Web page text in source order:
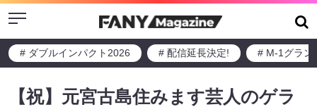
Menu
# ダブルインパクト2026 # 配信延長決定! # M-1グラン
【祝】元宮古島住みます芸人のゲラ